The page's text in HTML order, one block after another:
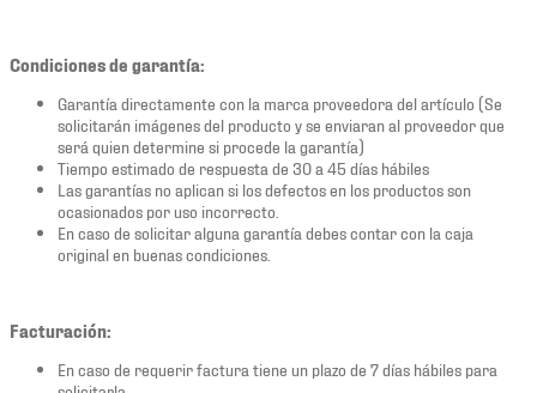
Condiciones de garantía:
Garantía directamente con la marca proveedora del artículo (Se
solicitarán imágenes del producto y se enviaran al proveedor que
será quien determine si procede la garantía)
Tiempo estimado de respuesta de 30 a 45 días hábiles
Las garantías no aplican si los defectos en los productos son
ocasionados por uso incorrecto.
En caso de solicitar alguna garantía debes contar con la caja
original en buenas condiciones.
Facturación:
En caso de requerir factura tiene un plazo de 7 días hábiles para